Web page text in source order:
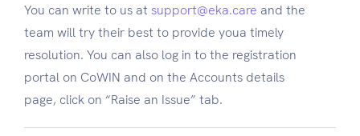
You can write to us atsupport@eka.care and the
team will try their best to provide youa timely
resolution. You can also log in to the registration
portal on CoWIN and on the Accounts details
page, click on “Raise an Issue” tab.